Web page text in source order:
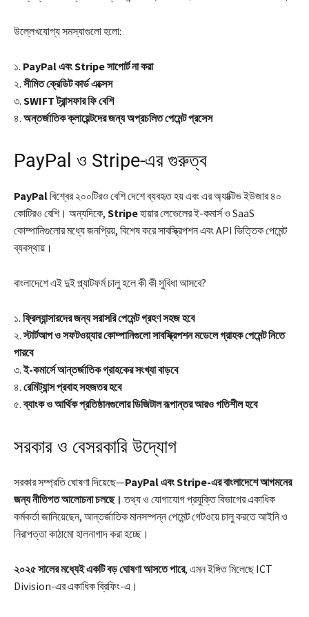
উল্লেখযোগ্য সমস্যাগুলো হলো:
১. PayPal এবং Stripe সাপোর্ট না করা
২. সীমিত ক্রেডিট কার্ড এক্সেস
৩. SWIFT ট্রান্সফার ফি বেশি
৪. অন্তর্জাতিক ক্লায়েন্টদের জন্য অপ্রচলিত পেমেন্ট প্রসেস
PayPal ও Stripe-এর গুরুত্ব
PayPalবিশ্বের ২০০টিরও বেশি দেশে ব্যবহৃত হয় এবং এর অ্যাক্টিভ ইউজার ৪০
কোটিরও বেশি। অন্যদিকে, Stripeহায়ার লেভেলের ই-কমার্স ও SaaS
কোম্পানিগুলোর মধ্যে জনপ্রিয়, বিশেষ করে সাবস্ক্রিপশন এবং API ভিত্তিক পেমেন্ট
ব্যবস্থায়।
বাংলাদেশে এই দুই প্ল্যাটফর্ম চালু হলে কী কী সুবিধা আসবে?
১. ফ্রিল্যান্সারদের জন্য সরাসরি পেমেন্ট গ্রহণ সহজ হবে
২.স্টার্টআপ ও সফটওয়্যার কোম্পানিগুলো সাবস্ক্রিপশন মডেলে গ্রাহক পেমেন্ট নিতে
পারবে
৩.ই-কমার্সে আন্তর্জাতিক গ্রাহকের সংখ্যা বাড়বে
৪. রেমিট্যান্স প্রবাহ সহজতর হবে
৫.ব্যাংক ও আর্থিক প্রতিষ্ঠানগুলোর ডিজিটাল রূপান্তর আরও গতিশীল হবে
সরকার ও বেসরকারি উদ্যোগ
সরকার সম্প্রতি ঘোষণা দিয়েছে—PayPal এবং Stripe-এর বাংলাদেশে আগমনের
জন্য নীতিগত আলোচনা চলছে। তথ্য ও যোগাযোগ প্রযুক্তি বিভাগের একাধিক
কর্মকর্তা জানিয়েছেন, আন্তর্জাতিক মানসম্পন্ন পেমেন্ট গেটওয়ে চালু করতে আইনি ও
নিরাপত্তা কাঠামো হালনাগাদ করা হচ্ছে।
২০২৫ সালের মধ্যেই একটি বড় ঘোষণা আসতে পারে, এমন ইঙ্গিত মিলেছে ICT
Division-এর একাধিক ব্রিফিং-এ।